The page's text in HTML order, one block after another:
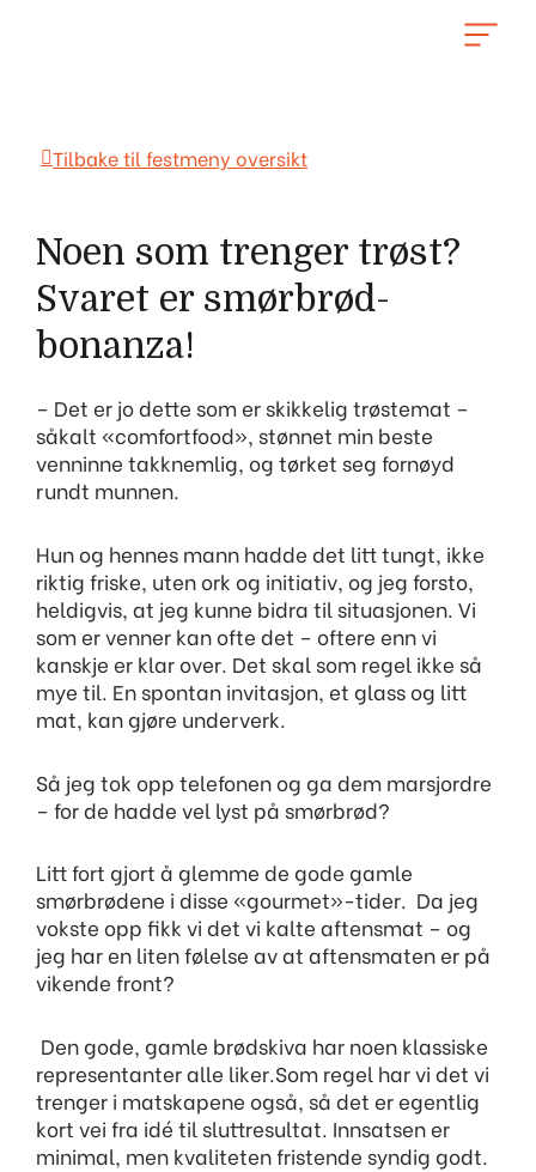
Tilbake til festmeny oversikt
Noen som trenger trøst?
Svaret er smørbrød-
bonanza!
– Det er jo dette som er skikkelig trøstemat –
såkalt «comfortfood», stønnet min beste
venninne takknemlig, og tørket seg fornøyd
rundt munnen.
Hun og hennes mann hadde det litt tungt, ikke
riktig friske, uten ork og initiativ, og jeg forsto,
heldigvis, at jeg kunne bidra til situasjonen. Vi
som er venner kan ofte det – oftere enn vi
kanskje er klar over. Det skal som regel ikke så
mye til. En spontan invitasjon, et glass og litt
mat, kan gjøre underverk.
Så jeg tok opp telefonen og ga dem marsjordre
– for de hadde vel lyst på smørbrød?
Litt fort gjort å glemme de gode gamle
smørbrødene i disse «gourmet»-tider. Da jeg
vokste opp fikk vi det vi kalte aftensmat – og
jeg har en liten følelse av at aftensmaten er på
vikende front?
Den gode, gamle brødskiva har noen klassiske
representanter alle liker.Som regel har vi det vi
trenger i matskapene også, så det er egentlig
kort vei fra idé til sluttresultat. Innsatsen er
minimal, men kvaliteten fristende syndig godt.